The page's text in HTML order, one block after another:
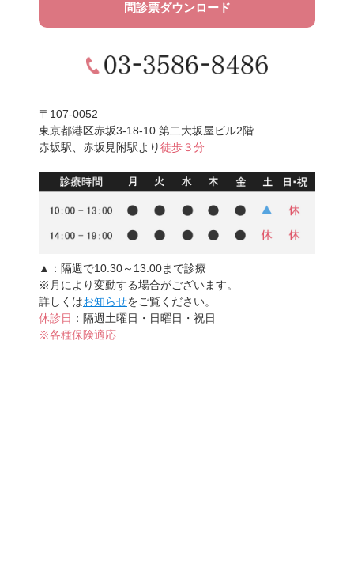
問診票ダウンロード
〒107-0052
東京都港区赤坂3-18-10 第二大坂屋ビル2階
赤坂駅、赤坂見附駅より徒歩３分
▲ ：隔週で10:30～13:00まで診療
※月により変動する場合がございます。
詳しくはお知らせをご覧ください。
休診日 ：隔週土曜日・日曜日・祝日
※各種保険適応